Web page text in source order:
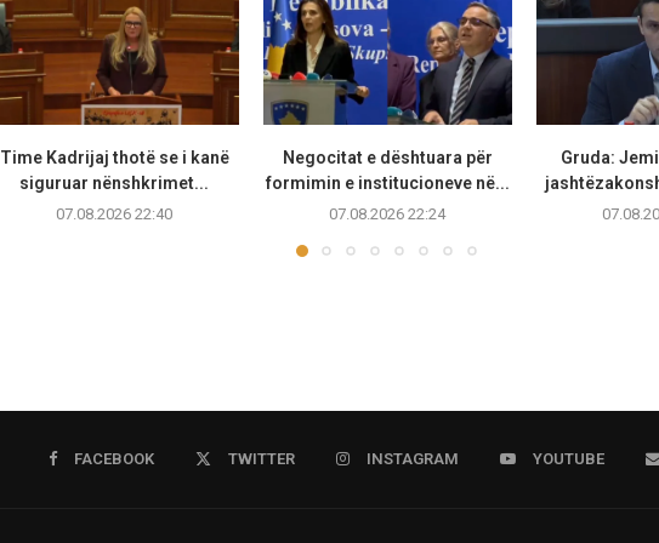
Time Kadrijaj thotë se i kanë
siguruar nënshkrimet...
07.08.2026 22:40
Negocitat e dështuara për
formimin e institucioneve në...
07.08.2026 22:24
Gruda:
FACEBOOK TWITTER INSTAGRAM YOUTUBE